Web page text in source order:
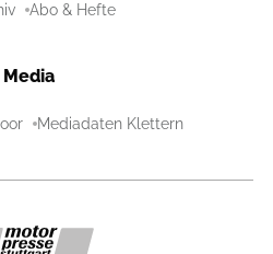
Abo & Hefte
Media
Mediadaten Klettern